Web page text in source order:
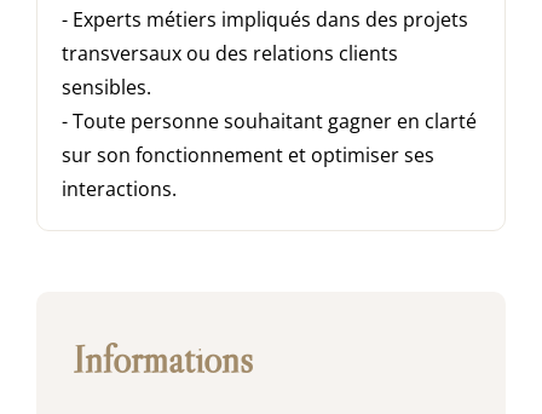
- Experts métiers impliqués dans des projets
transversaux ou des relations clients
sensibles.
- Toute personne souhaitant gagner en clarté
sur son fonctionnement et optimiser ses
interactions.
Informations